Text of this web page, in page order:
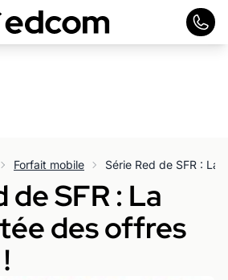
Forfait mobile
de SFR : La
des offres